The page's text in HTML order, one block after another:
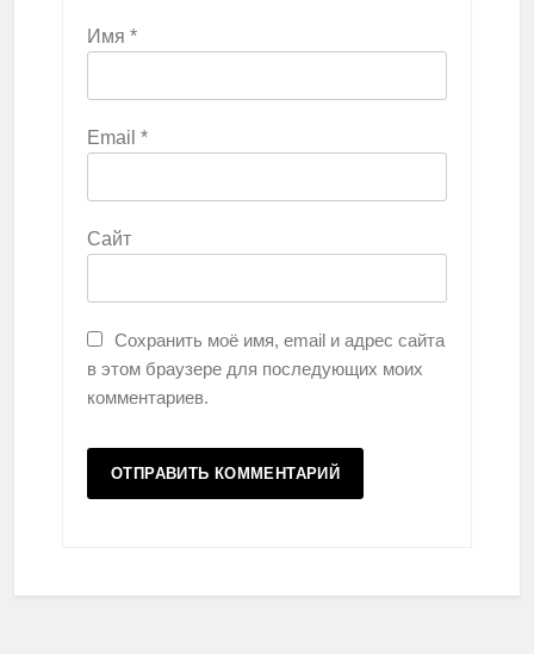
Имя *
Email *
Сайт
Сохранить моё имя, email и адрес сайта
в этом браузере для последующих моих
комментариев.